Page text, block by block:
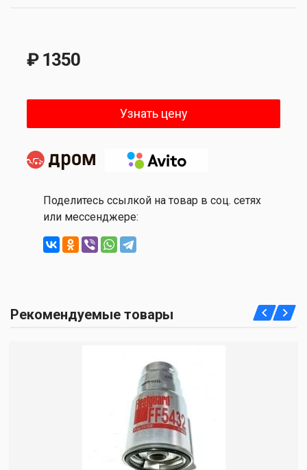
₽ 1350
Узнать цену
Поделитесь ссылкой на товар в соц. сетях
или мессенджере:
Рекомендуемые товары